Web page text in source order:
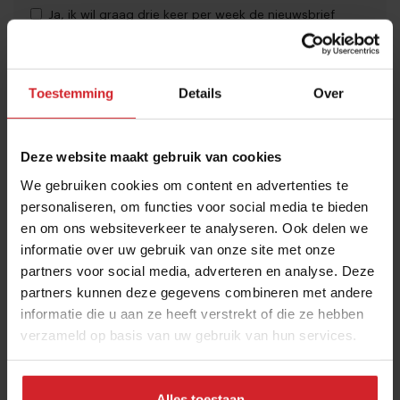
Toestemming Details Over
Deze website maakt gebruik van cookies
We gebruiken cookies om content en advertenties te
personaliseren, om functies voor social media te bieden
en om ons websiteverkeer te analyseren. Ook delen we
informatie over uw gebruik van onze site met onze
partners voor social media, adverteren en analyse. Deze
partners kunnen deze gegevens combineren met andere
informatie die u aan ze heeft verstrekt of die ze hebben
verzameld op basis van uw gebruik van hun services.
THANKS
Ja, ik wil graag drie keer per week de nieuwsbrief
ontvangen met de laatste trends, culinaire inspiratie en
interviews van Food Inspiration per e-mail.Klik hier
voor meer informatie.
Best gelezen artikelen
Joris Bijdendijk en Samuel Levie
openen eenmalig pop-uprestaurant
Café de Lepel
4 augustus 2026